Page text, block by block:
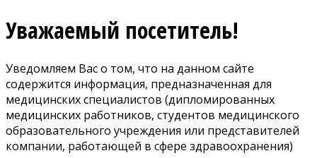
Уважаемый посетитель!
Уведомляем Вас о том, что на данном сайте
содержится информация, предназначенная для
медицинских специалистов (дипломированных
медицинских работников, студентов медицинского
образовательного учреждения или представителей
компании, работающей в сфере здравоохранения)